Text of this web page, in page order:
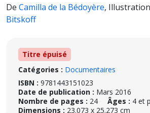
De Camilla de la Bédoyère,
Bitskoff
Titre épuisé
Catégories : Documentaires
ISBN : 9781443151023
Date de publication : Mars 2016
Nombre de pages : 24 Âges : 4 et
Dimensions : 23.073 x 25.273 cm